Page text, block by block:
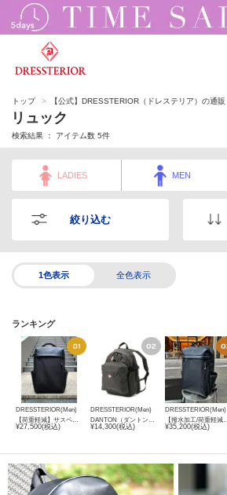
トップ 【公式】DRESSTERIOR（ドレステリア）の通販
リュック
検索結果 ： アイテム数 5件
LADIES MEN
絞り込む
1色表示 全色表示
ランキング
DRESSTERIOR(Men)
¥27,500(税込)
DRESSTERIOR(Men)
¥14,300(税込)
DRESSTERIOR(Men)
¥35,200(税込)